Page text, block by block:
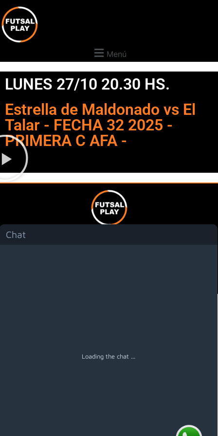
Menú
LUNES 27/10 20.30 HS.
Estrella de Maldonado vs El
Talar - FECHA 32 2025 -
PRIMERA C AFA -
Chat
Loading the chat ...